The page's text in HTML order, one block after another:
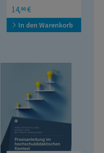
14,90 €
In den Warenkorb